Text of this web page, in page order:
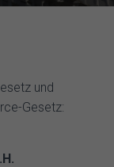
und
Gesetz: